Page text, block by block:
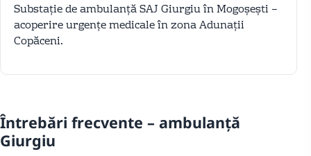
Substație de ambulanță SAJ Giurgiu în Mogoșești –
acoperire urgențe medicale în zona Adunații
Copăceni.
Întrebări frecvente – ambulanță
Giurgiu